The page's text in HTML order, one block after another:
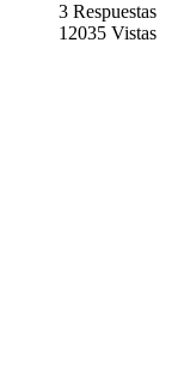
3 Respuestas
12035 Vistas